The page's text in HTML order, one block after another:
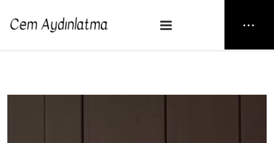
NEW25> IGUAZU MERMER APLİK